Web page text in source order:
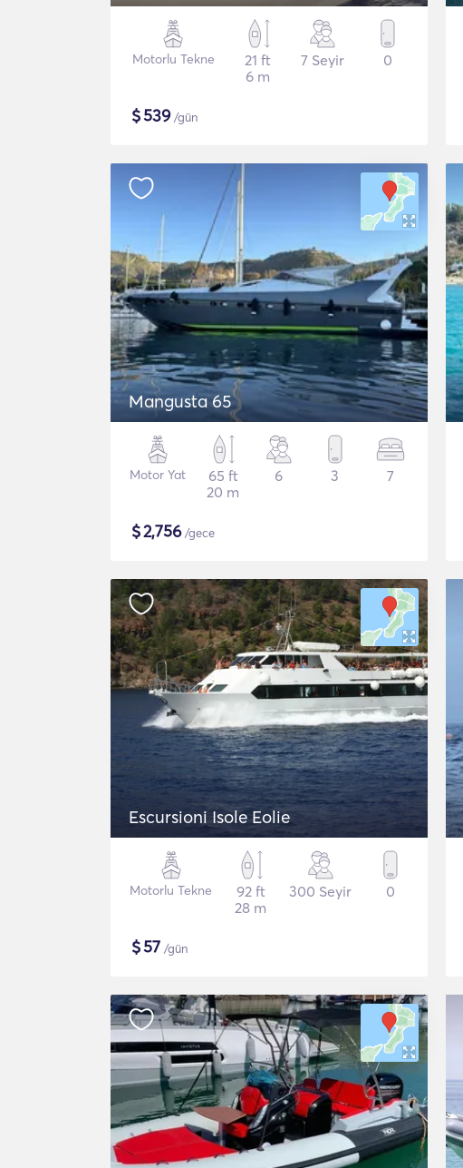
Motorlu Tekne
21 ft
6 m
7 Seyir 0
$539/gün
Mangusta 65
Motor Yat
65 ft
20 m
6 3 7
$2,756/gece
Escursioni Isole Eolie
Motorlu Tekne
92 ft
28 m
300 Seyir 0
$57 /gün